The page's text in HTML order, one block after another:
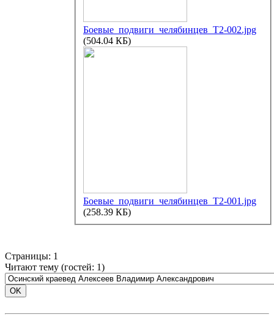
Боевые_подвиги_челябинцев_Т2-002.jpg
(504.04 КБ)
Боевые_подвиги_челябинцев_Т2-001.jpg
(258.39 КБ)
Страницы: 1
Читают тему (гостей: 1)